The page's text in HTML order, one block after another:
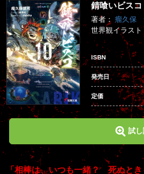
錆喰いビス
著者： 瘤久保
世界観イラス
ISBN
発売日
定価
試
「相棒は、いつも一緒？ 死ぬとき